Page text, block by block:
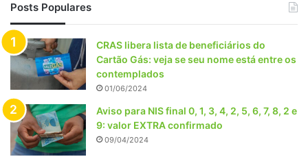
Posts Populares
CRAS libera lista de beneficiários do
Cartão Gás: veja se seu nome está entre os
contemplados
01/06/2024
Aviso para NIS final 0, 1, 3, 4, 2, 5, 6, 7, 8, 2 e
9: valor EXTRA confirmado
09/04/2024